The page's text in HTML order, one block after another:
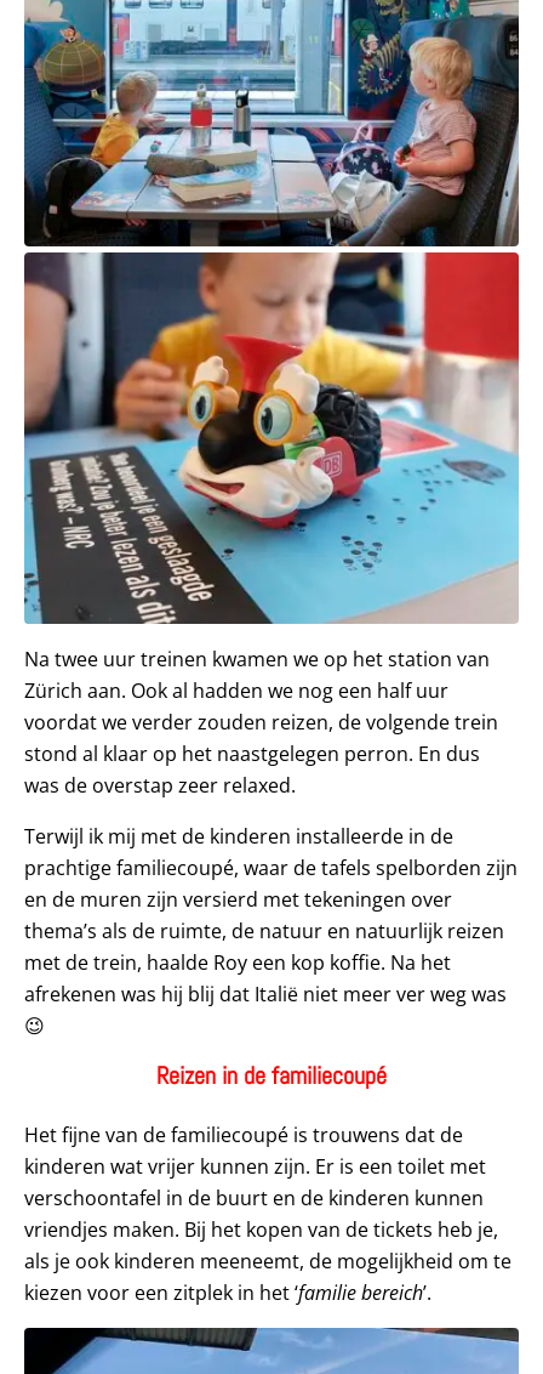
Na twee uur treinen kwamen we op het station van
Zürich aan. Ook al hadden we nog een half uur
voordat we verder zouden reizen, de volgende trein
stond al klaar op het naastgelegen perron. En dus
was de overstap zeer relaxed.
Terwijl ik mij met de kinderen installeerde in de
prachtige familiecoupé, waar de tafels spelborden zijn
en de muren zijn versierd met tekeningen over
thema’s als de ruimte, de natuur en natuurlijk reizen
met de trein, haalde Roy een kop koffie. Na het
afrekenen was hij blij dat Italië niet meer ver weg was
😉
Reizen in de familiecoupé
Het fijne van de familiecoupé is trouwens dat de
kinderen wat vrijer kunnen zijn. Er is een toilet met
verschoontafel in de buurt en de kinderen kunnen
vriendjes maken. Bij het kopen van de tickets heb je,
als je ook kinderen meeneemt, de mogelijkheid om te
kiezen voor een zitplek in het ‘familie bereich’.